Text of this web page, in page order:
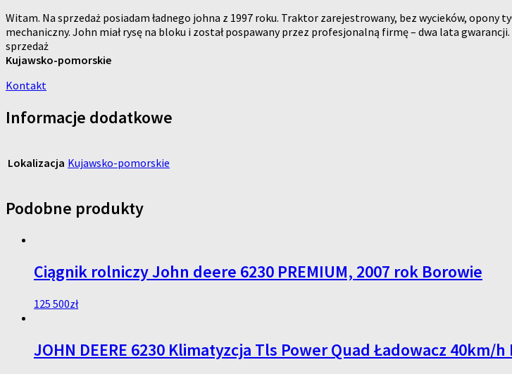
Witam. Na sprzedaż posiadam ładnego johna z 1997 roku. Traktor zarejestrowany, bez wycieków, opony
mechaniczny. John miał rysę na bloku i został pospawany przez profesjonalną firmę – dwa lata
sprzedaż
Kujawsko-pomorskie
Kontakt
Informacje dodatkowe
Lokalizacja Kujawsko-pomorskie
Podobne produkty
Ciągnik rolniczy John deere 6230 PREMIUM, 2007 rok Borowie
125 500zł
JOHN DEERE 6230 Klimatyzcja Tls Power Quad Ładowacz 40km/